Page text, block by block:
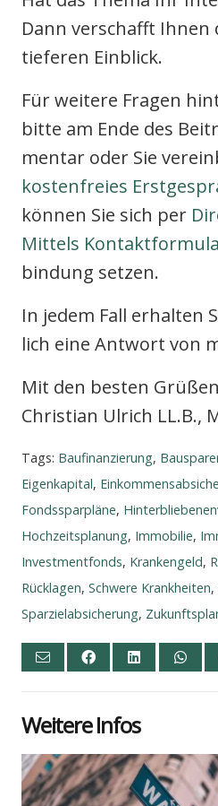
Dann ver­schafft Ihnen
tie­fe­ren Ein­blick.
Für wei­te­re Fra­gen
bit­te am Ende des
men­tar oder Sie
kos­ten­frei­es
kön­nen Sie sich per
Mit­tels
bin­dung set­zen.
In jedem Fall erhal­ten
lich eine Ant­wort von
Mit den bes­ten Grü­ßen
Chris­ti­an Ulrich LL.B.,
Tags: Baufinanzierung,
Eigenkapital,
Fondssparpläne,
Hochzeitsplanung, Immobilie,
Investmentfonds, Krankengeld,
Rücklagen, Schwere Krankheiten,
Sparzielabsicherung,
Wei­te­re Infos